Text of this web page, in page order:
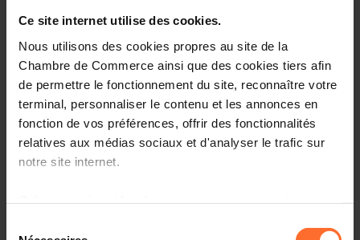
Ce site internet utilise des cookies.
Nous utilisons des cookies propres au site de la
Chambre de Commerce ainsi que des cookies tiers afin
de permettre le fonctionnement du site, reconnaître votre
terminal, personnaliser le contenu et les annonces en
fonction de vos préférences, offrir des fonctionnalités
relatives aux médias sociaux et d'analyser le trafic sur
notre site internet.
(23e place), le Luxembourg regagne trois positions pour